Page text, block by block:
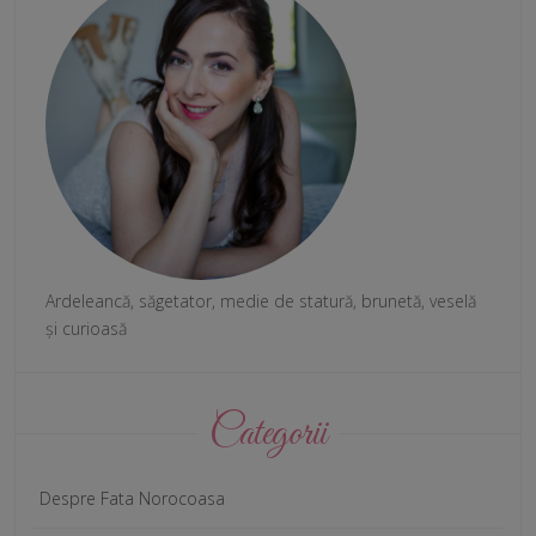
Ardeleancă, săgetator, medie de statură, brunetă, veselă
și curioasă
Categorii
Despre Fata Norocoasa